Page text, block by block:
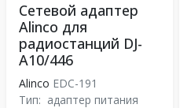
Сетевой адаптер
Alinco для
радиостанций DJ-
A10/446
Alinco EDC-191
Тип: адаптер питания